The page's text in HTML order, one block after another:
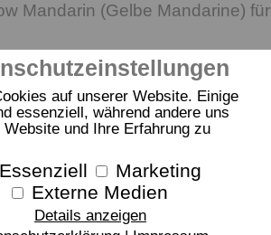
auf unserer Website. Einige
essenziell, während andere uns
Website und Ihre Erfahrung zu
Essenziell
Marketing
Externe Medien
Details anzeigen
Mandarin (Gelbe Mandarine) für
geben Sie zwei Tropfen in
Smoothie oder -Joghurt
Wahl verwenden.